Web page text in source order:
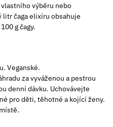
výběru nebo
litr čaga elixíru obsahuje
g čagy.
Veganské.
za vyváženou a pestrou
denní dávku. Uchovávejte
pro děti, těhotné a kojící ženy.